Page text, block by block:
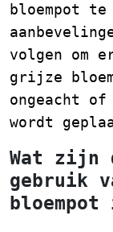
bloempot
volgen om
grijze
ongeacht
wordt
Wat zijn
gebruik